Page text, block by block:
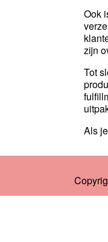
Ook
zijn
Tot
Als